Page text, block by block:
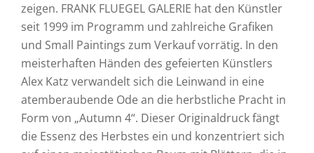
zeigen. FRANK FLUEGEL GALERIE hat den Künstler
seit 1999 im Programm und zahlreiche Grafiken
und Small Paintings zum Verkauf vorrätig. In den
meisterhaften Händen des gefeierten Künstlers
Alex Katz verwandelt sich die Leinwand in eine
atemberaubende Ode an die herbstliche Pracht in
Form von „Autumn 4“. Dieser Originaldruck fängt
die Essenz des Herbstes ein und konzentriert sich